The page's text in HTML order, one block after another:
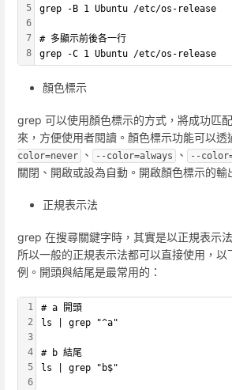
5
6
7
8
grep -B 1 Ubuntu /etc/os-release
# 多顯示前後各一行
grep -C 1 Ubuntu /etc/os-release
顏色標示
grep 可以使用顏色標示的方式，將成功匹
來，方便使用者閱讀。顏色標示功能可以透
color=never
、 --color=always 、 --
關閉、開啟或設為自動。開啟顏色標示的輸
正規表示法
grep 在搜尋關鍵字時，其實是以正規表示
所以一般的正規表示法都可以直接使用，以
例。開頭與結尾是最常用的：
1
2
3
4
5
6
# a 開頭
ls | grep "^a"
# b 結尾
ls | grep "b$"